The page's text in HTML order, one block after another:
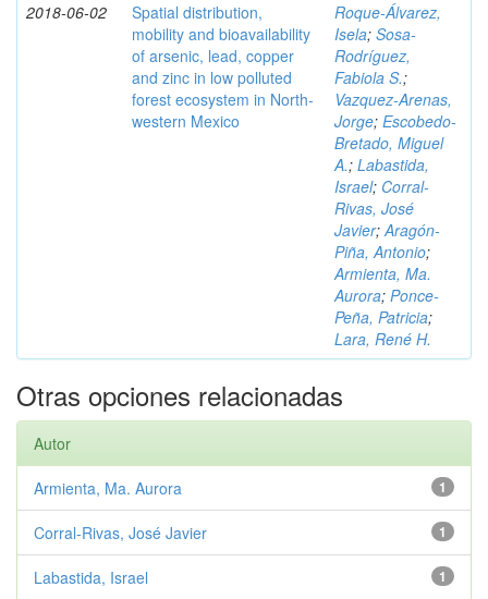
2018-06-02
Spatial distribution,
mobility and bioavailability
of arsenic, lead, copper
and zinc in low polluted
forest ecosystem in North-
western Mexico
Roque-Álvarez,
Isela; Sosa-
Rodríguez,
Fabiola S.;
Vazquez-Arenas,
Jorge; Escobedo-
Bretado, Miguel
A.; Labastida,
Israel; Corral-
Rivas, José
Javier;Aragón-
Piña, Antonio;
Armienta, Ma.
Aurora; Ponce-
Peña, Patricia;
Lara, René H.
Otras opciones relacionadas
Autor
1
Armienta, Ma. Aurora
1
Corral-Rivas, José Javier
1
Labastida, Israel